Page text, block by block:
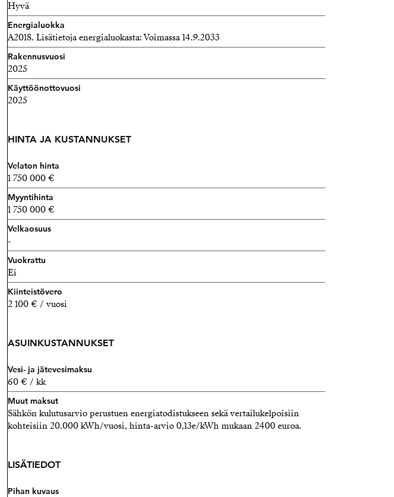
Strand Properties Brand Partner
040 728 0751 - jenni@strand.fi
Hyvä
Energialuokka
A2018. Lisätietoja energialuokasta: Voimassa 14.9.2033
Rakennusvuosi
2025
Käyttöönottovuosi
2025
HINTA JA KUSTANNUKSET
Velaton hinta
1 750 000 €
Myyntihinta
1 750 000 €
Velkaosuus
-
Vuokrattu
Ei
Kiinteistövero
2 100 € / vuosi
ASUINKUSTANNUKSET
Vesi- ja jätevesimaksu
60 € / kk
Muut maksut
Sähkön kulutusarvio perustuen energiatodistukseen sekä vertailukelpoisiin
kohteisiin 20.000 kWh/vuosi, hinta-arvio 0,13e/kWh mukaan 2400 euroa.
LISÄTIEDOT
Pihan kuvaus